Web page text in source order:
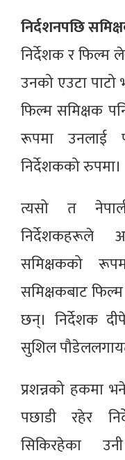
निर्दशनपछि
निर्देशक र फिल्म
उनको एउटा पाटो
फिल्म समिक्षक
रूपमा उनलाई
निर्देशकको रुपमा।
त्यसो त
निर्देशकहरूले
समिक्षकको
समिक्षकबाट फिल्म
छन्। निर्देशक
सुशिल
प्रशन्नको हकमा
पछाडी रहेर
सिकिरहेका